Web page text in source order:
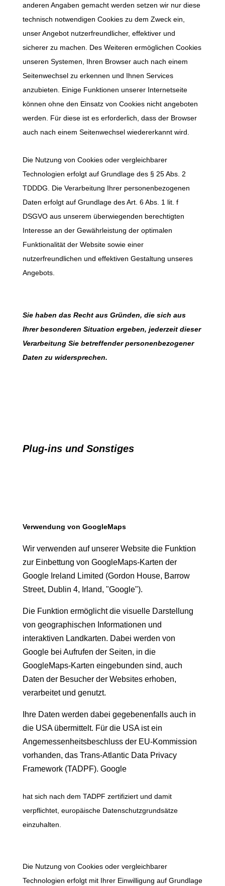
anderen Angaben gemacht werden setzen wir nur diese
technisch notwendigen Cookies zu dem Zweck ein,
unser Angebot nutzerfreundlicher, effektiver und
sicherer zu machen. Des Weiteren ermöglichen Cookies
unseren Systemen, Ihren Browser auch nach einem
Seitenwechsel zu erkennen und Ihnen Services
anzubieten. Einige Funktionen unserer Internetseite
können ohne den Einsatz von Cookies nicht angeboten
werden. Für diese ist es erforderlich, dass der Browser
auch nach einem Seitenwechsel wiedererkannt wird.
Die Nutzung von Cookies oder vergleichbarer
Technologien erfolgt auf Grundlage des § 25 Abs. 2
TDDDG. Die Verarbeitung Ihrer personenbezogenen
Daten erfolgt auf Grundlage des Art. 6 Abs. 1 lit. f
DSGVO aus unserem überwiegenden berechtigten
Interesse an der Gewährleistung der optimalen
Funktionalität der Website sowie einer
nutzerfreundlichen und effektiven Gestaltung unseres
Angebots.
Sie haben das Recht aus Gründen, die sich aus
Ihrer besonderen Situation ergeben, jederzeit dieser
Verarbeitung Sie betreffender personenbezogener
Daten zu widersprechen.
Plug-ins und Sonstiges
Verwendung von GoogleMaps
Wir verwenden auf unserer Website die Funktion
zur Einbettung von GoogleMaps-Karten der
Google Ireland Limited (Gordon House, Barrow
Street, Dublin 4, Irland, "Google").
Die Funktion ermöglicht die visuelle Darstellung
von geographischen Informationen und
interaktiven Landkarten. Dabei werden von
Google bei Aufrufen der Seiten, in die
GoogleMaps-Karten eingebunden sind, auch
Daten der Besucher der Websites erhoben,
verarbeitet und genutzt.
Ihre Daten werden dabei gegebenenfalls auch in
die USA übermittelt. Für die USA ist ein
Angemessenheitsbeschluss der EU-Kommission
vorhanden, das Trans-Atlantic Data Privacy
Framework (TADPF). Google
hat sich nach dem TADPF zertifiziert und damit
verpflichtet, europäische Datenschutzgrundsätze
einzuhalten.
Die Nutzung von Cookies oder vergleichbarer
Technologien erfolgt mit Ihrer Einwilligung auf Grundlage